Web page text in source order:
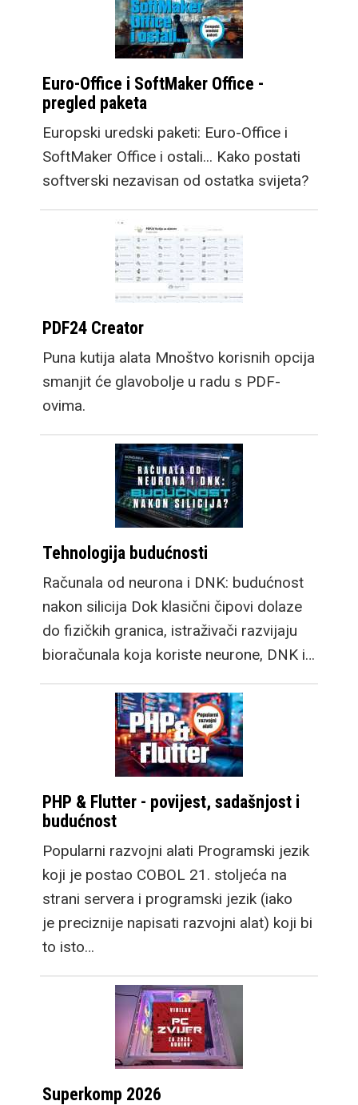
Euro-Office i SoftMaker Office -
pregled paketa
Europski uredski paketi: Euro-Office i
SoftMaker Office i ostali... Kako postati
softverski nezavisan od ostatka svijeta?
PDF24 Creator
Puna kutija alata Mnoštvo korisnih opcija
smanjit će glavobolje u radu s PDF-
ovima.
Tehnologija budućnosti
Računala od neurona i DNK: budućnost
nakon silicija Dok klasični čipovi dolaze
do fizičkih granica, istraživači razvijaju
bioračunala koja koriste neurone, DNK i…
PHP & Flutter - povijest, sadašnjost i
budućnost
Popularni razvojni alati Programski jezik
koji je postao COBOL 21. stoljeća na
strani servera i programski jezik (iako
je preciznije napisati razvojni alat) koji bi
to isto…
Superkomp 2026